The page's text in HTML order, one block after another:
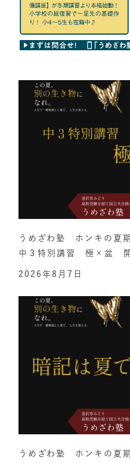
うめざわ塾 ホンキの
中３特別講習 極×盆
2026年8月7日
うめざわ塾 ホンキの